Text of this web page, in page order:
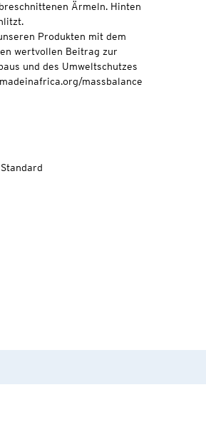
Ärmeln. Hinten
Produkten mit dem
wertvollen Beitrag zur
und des Umweltschutzes
massbalance